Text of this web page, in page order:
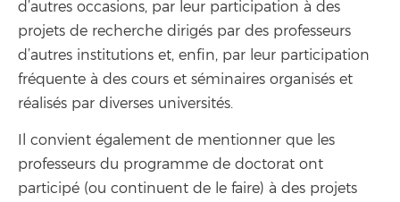
d’autres occasions, par leur participation à des
projets de recherche dirigés par des professeurs
d’autres institutions et, enfin, par leur participation
fréquente à des cours et séminaires organisés et
réalisés par diverses universités.
Il convient également de mentionner que les
professeurs du programme de doctorat ont
participé (ou continuent de le faire) à des projets